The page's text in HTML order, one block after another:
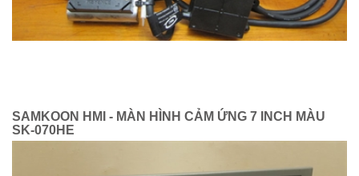
SAMKOON HMI - MÀN HÌNH CẢM ỨNG 7 INCH MÀU
SK-070HE